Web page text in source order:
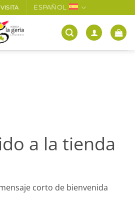
ESPAÑOL
a la tienda
corto de bienvenida